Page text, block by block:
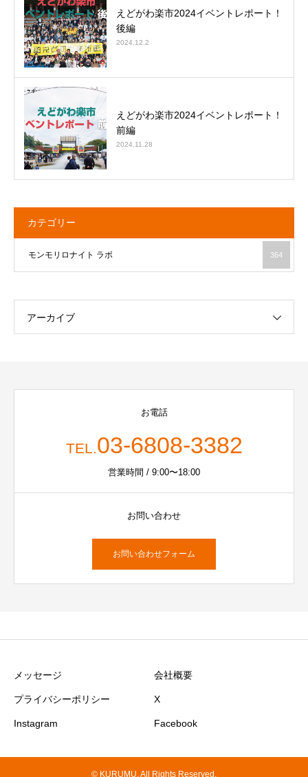
えどがわ楽市2024イベントレポート！
後編
2024.12.2
えどがわ楽市2024イベントレポート！
前編
2024.11.28
カテゴリー
モンモリロナイト ラボ 364
アーカイブ
お電話
TEL. 03-6808-3382
営業時間 / 9:00〜18:00
お問い合わせ
お問い合わせフォーム
メッセージ 会社概要
プライバシーポリシー X
Instagram Facebook
© KURUMU. All Rights Reserved.